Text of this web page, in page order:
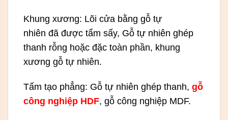
Khung xương: Lõi cửa bằng gỗ tự
nhiên đã được tẩm sấy, Gỗ tự nhiên ghép
thanh rỗng hoặc đặc toàn phần, khung
xương gỗ tự nhiên.
Tấm tạo phẳng: Gỗ tự nhiên ghép thanh, gỗ
công nghiệp HDF, gỗ công nghiệp MDF.